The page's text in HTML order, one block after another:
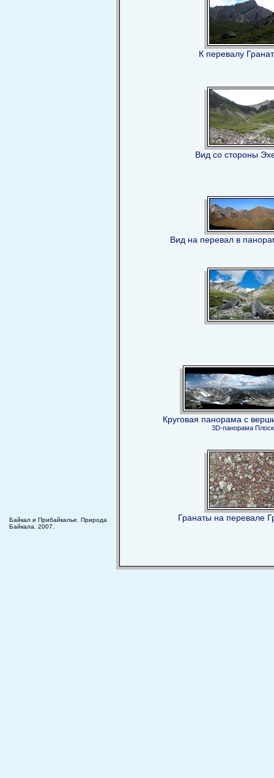
К перевалу
Вид со стороны
Вид на перевал в
Круговая панорама с
3D-панорама
Гранаты на перевале
Байкал и Прибайкалье. Природа
Байкала. 2007.